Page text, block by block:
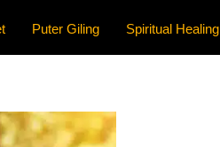
Puter Giling Spiritual Healing